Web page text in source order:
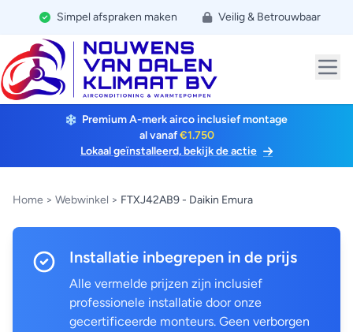
Simpel afspraken maken Veilig & Betrouwbaar
Premium A-merk airco inclusief montage
al vanaf€1.750
Lokaal geïnstalleerd, bekijk de actie
Home > Webwinkel > FTXJ42AB9 - Daikin Emura
Installatie inbegrepen in de prijs
Alle vermelde prijzen zijn inclusief
professionele installatie door onze
gecertificeerde monteurs. Geen verborgen